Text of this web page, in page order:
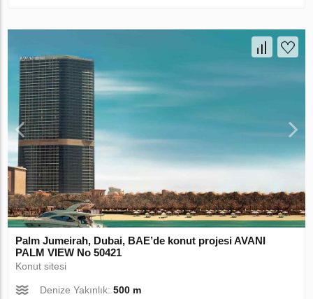
Palm Jumeirah, Dubai, BAE’de konut projesi AVANI
PALM VIEW No 50421
Konut sitesi
Denize Yakınlık:500 m